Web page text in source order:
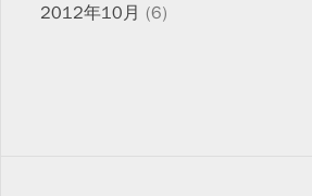
2012年10月 (6)